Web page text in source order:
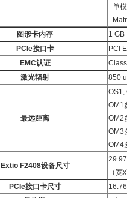
- 单
-
图形卡内存
1 GB
PCIe接口卡
PCI
EMC认证
激光辐射
850
最远距离
OS1,
OM1
OM2
OM3
OM4
Extio F2408设备尺寸
（
PCIe接口卡尺寸